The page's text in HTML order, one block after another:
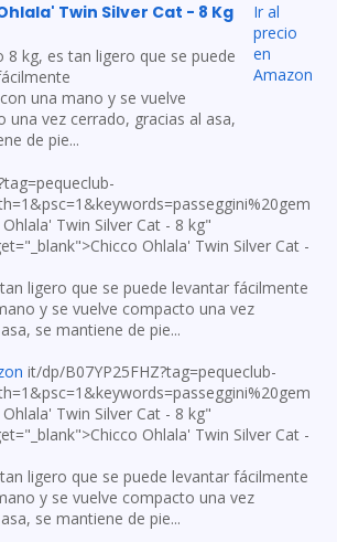
Twin Silver Cat - 8 Kg
8 kg, es tan ligero que se puede
una mano y se vuelve
una vez cerrado, gracias al asa,
de pie...
Ir al
precio
en
Amazon
Twin Silver Cat - 8 kg"
Ohlala' Twin Silver Cat -
ligero que se puede levantar fácilmente
y se vuelve compacto una vez
se mantiene de pie...
it/dp/B07YP25FHZ?tag=pequeclub-
Twin Silver Cat - 8 kg"
Ohlala' Twin Silver Cat -
ligero que se puede levantar fácilmente
y se vuelve compacto una vez
se mantiene de pie...